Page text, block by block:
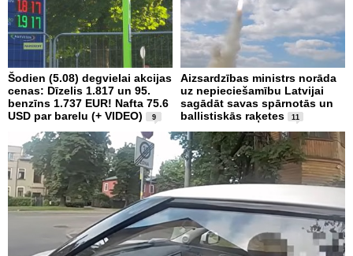
Šodien (5.08) degvielai akcijas
cenas: Dīzelis 1.817 un 95.
benzīns 1.737 EUR! Nafta 75.6
USD par barelu (+ VIDEO)
9
Aizsardzības ministrs norāda
uz nepieciešamību Latvijai
sagādāt savas spārnotās un
ballistiskās raķetes
11